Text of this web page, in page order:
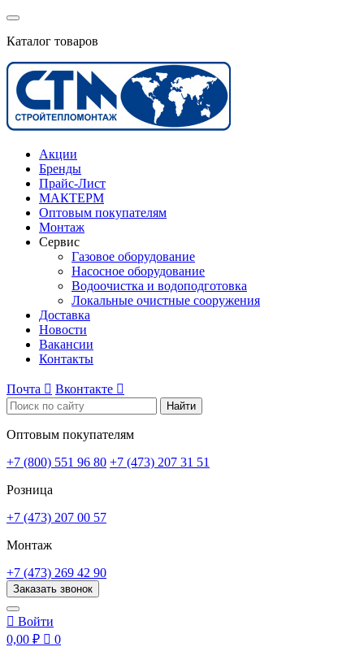
Каталог товаров
Акции
Бренды
Прайс-Лист
МАКТЕРМ
Оптовым покупателям
Монтаж
Сервис
Газовое оборудование
Насосное оборудование
Водоочистка и водоподготовка
Локальные очистные сооружения
Доставка
Новости
Вакансии
Контакты
Почта  Вконтакте 
Найти
Оптовым покупателям
+7 (800) 551 96 80 +7 (473) 207 31 51
Розница
+7 (473) 207 00 57
Монтаж
+7 (473) 269 42 90
Заказать звонок
 Войти
0,00 ₽  0